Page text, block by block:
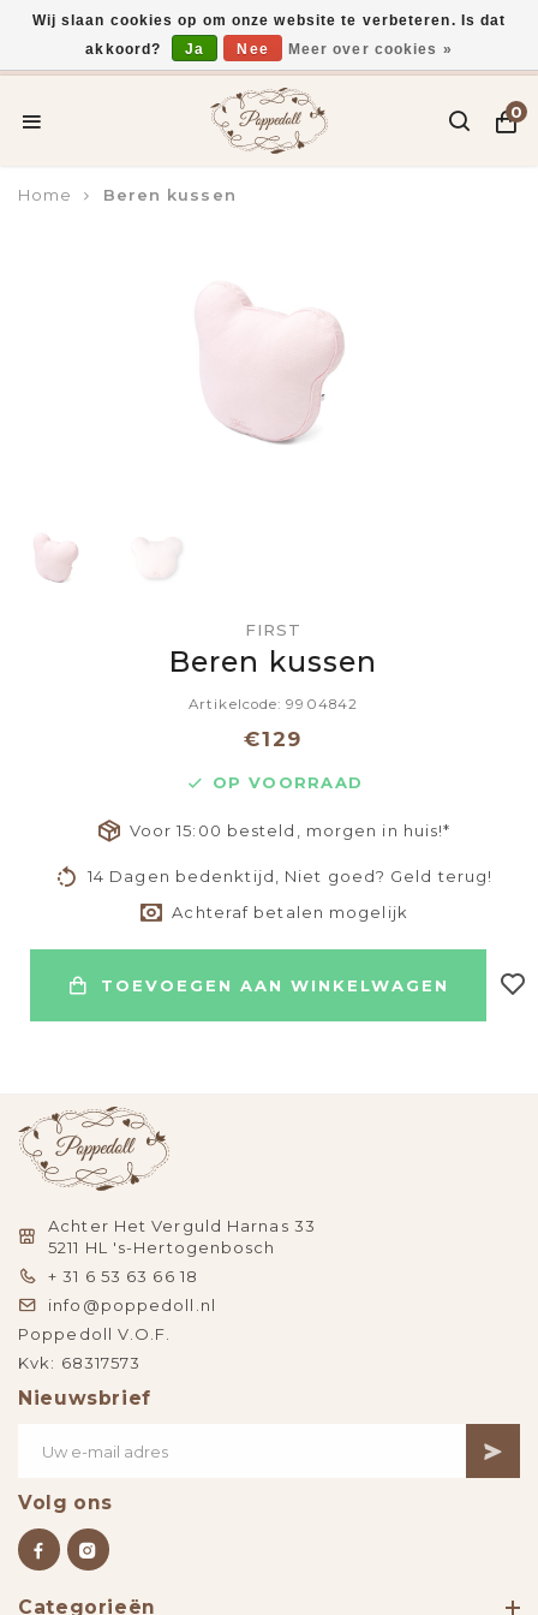
Voor 15:00 uur besteld, vandaag verzonden*
0
Home Beren kussen
FIRST
Beren kussen
Artikelcode: 9904842
€129
OP VOORRAAD
Voor 15:00 besteld, morgen in huis!*
14 Dagen bedenktijd, Niet goed? Geld terug!
Achteraf betalen mogelijk
TOEVOEGEN AAN WINKELWAGEN
Achter Het Verguld Harnas 33
5211 HL 's-Hertogenbosch
+ 31 6 53 63 66 18
info@poppedoll.nl
Poppedoll V.O.F.
Kvk: 68317573
Nieuwsbrief
Volg ons
Categorieën
Wij slaan cookies op om onze website te verbeteren. Is dat
akkoord?
Ja Nee Meer over cookies »